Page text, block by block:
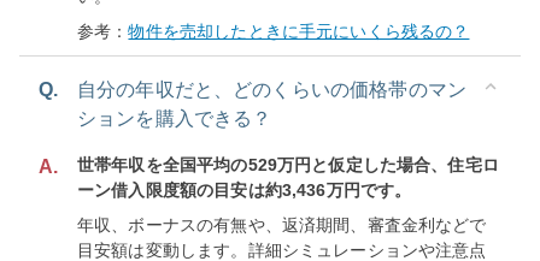
参考：物件を売却したときに手元にいくら残るの？
Q.
自分の年収だと、どのくらいの価格帯のマン
ションを購入できる？
A.
世帯年収を全国平均の529万円と仮定した場合、住宅ロ
ーン借入限度額の目安は約3,436万円です。
年収、ボーナスの有無や、返済期間、審査金利などで
目安額は変動します。詳細シミュレーションや注意点